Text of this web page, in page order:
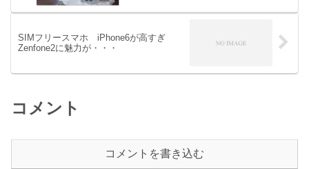
SIMフリースマホ iPhone6が高すぎ
Zenfone2に魅力が・・・
コメント
コメントを書き込む